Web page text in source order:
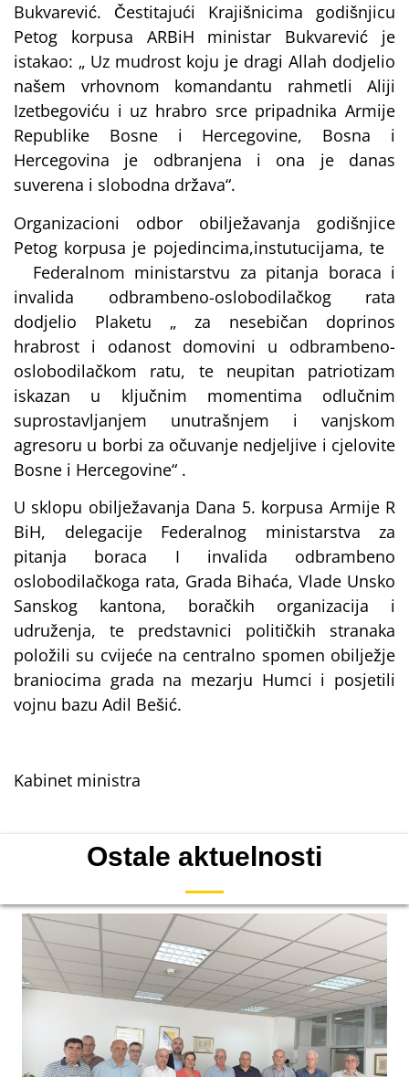
Bukvarević. Čestitajući Krajišnicima godišnjicu
Petog korpusa ARBiH ministar Bukvarević je
istakao: „ Uz mudrost koju je dragi Allah dodjelio
našem vrhovnom komandantu rahmetli Aliji
Izetbegoviću i uz hrabro srce pripadnika Armije
Republike Bosne i Hercegovine, Bosna i
Hercegovina je odbranjena i ona je danas
suverena i slobodna država“.
Organizacioni odbor obilježavanja godišnjice
Petog korpusa je pojedincima,instutucijama, te
Federalnom ministarstvu za pitanja boraca i
invalida odbrambeno-oslobodilačkog rata
dodjelio Plaketu „ za nesebičan doprinos
hrabrost i odanost domovini u odbrambeno-
oslobodilačkom ratu, te neupitan patriotizam
iskazan u ključnim momentima odlučnim
suprostavljanjem unutrašnjem i vanjskom
agresoru u borbi za očuvanje nedjeljive i cjelovite
Bosne i Hercegovine“ .
U sklopu obilježavanja Dana 5. korpusa Armije R
BiH, delegacije Federalnog ministarstva za
pitanja boraca I invalida odbrambeno
oslobodilačkoga rata, Grada Bihaća, Vlade Unsko
Sanskog kantona, boračkih organizacija i
udruženja, te predstavnici političkih stranaka
položili su cvijeće na centralno spomen obilježje
braniocima grada na mezarju Humci i posjetili
vojnu bazu Adil Bešić.
Kabinet ministra
Ostale aktuelnosti